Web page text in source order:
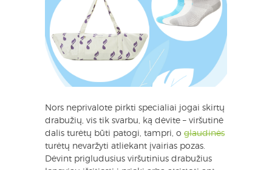
Nors neprivalote pirkti specialiai jogai skirtų
drabužių, vis tik svarbu, ką dėvite – viršutinė
dalis turėtų būti patogi, tampri, o glaudinės
turėtų nevaržyti atliekant įvairias pozas.
Dėvint prigludusius viršutinius drabužius